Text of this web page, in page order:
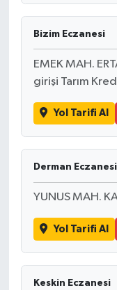
Bizim Eczanesi
EMEK MAH.
girişi Tarım
Yol Tarifi Al
Derman Eczanesi
YUNUS MAH.
Yol Tarifi Al
Keskin Eczanesi